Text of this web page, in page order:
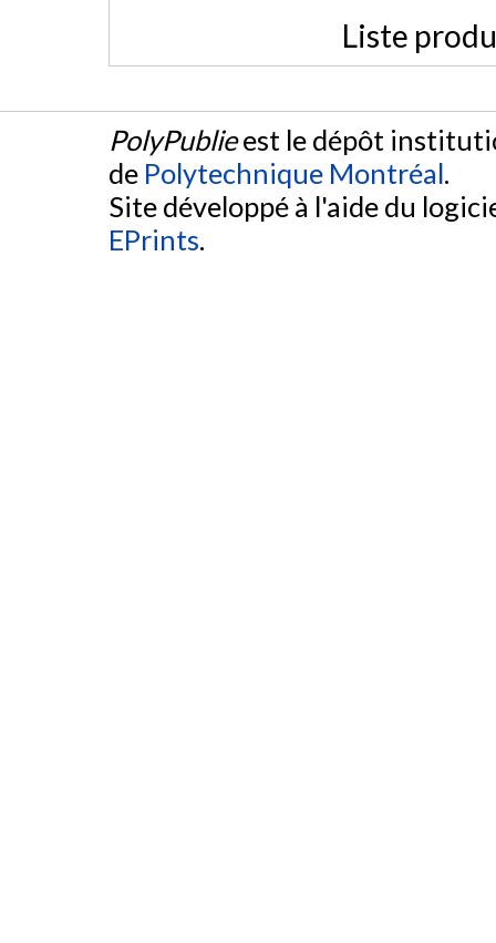
Liste
PolyPublieest le dépôt
de Polytechnique Montréal.
Site développé à l'aide du
EPrints.